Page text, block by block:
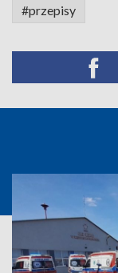
#przepisy